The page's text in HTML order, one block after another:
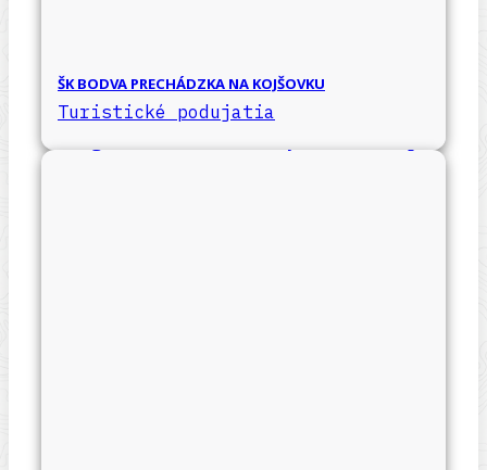
ŠK BODVA PRECHÁDZKA NA KOJŠOVKU
Turistické podujatia